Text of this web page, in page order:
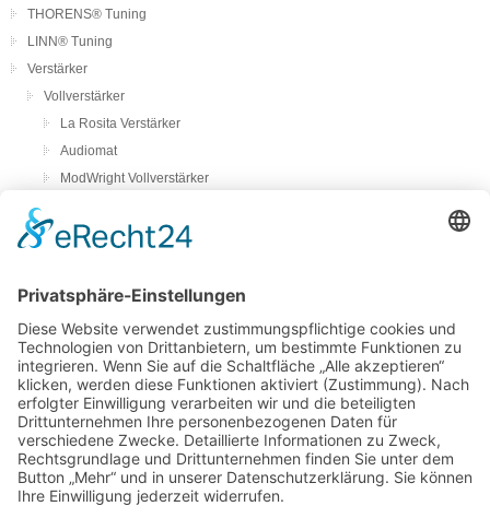
THORENS® Tuning
LINN® Tuning
Verstärker
Vollverstärker
La Rosita Verstärker
Audiomat
ModWright Vollverstärker
Crayon
Vorverstärker
Endverstärker
ModWright Endverstärker
Phonovorstufen
ModWright Phono-Vorverstärker
bFly-audio Perla Musica
Remton audio
Lautsprecher